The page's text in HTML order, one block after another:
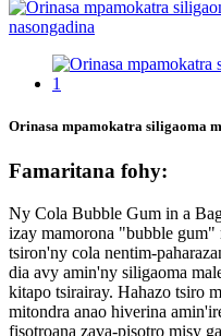
Orinasa mpamokatra siligaoma
Famaritana fohy:
Ny Cola Bubble Gum in a
izay mamorona "bubble gum"
tsiron'ny cola nentim-
dia avy amin'ny siligaoma
kitapo tsirairay. Hahazo tsiro
mitondra anao hiverina
fisotroana zava-pisotro misy